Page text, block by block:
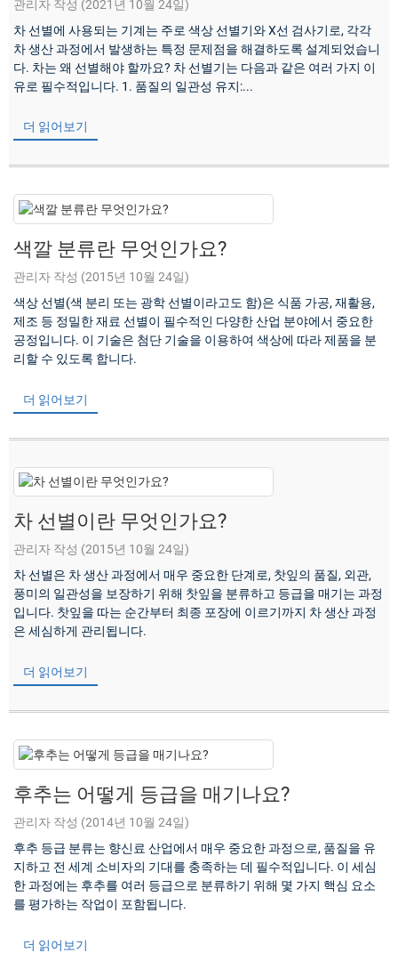
관리자 작성 (2021년 10월 24일)
차 선별에 사용되는 기계는 주로 색상 선별기와 X선 검사기로, 각각
차 생산 과정에서 발생하는 특정 문제점을 해결하도록 설계되었습니
다. 차는 왜 선별해야 할까요? 차 선별기는 다음과 같은 여러 가지 이
유로 필수적입니다. 1. 품질의 일관성 유지:...
더 읽어보기
색깔 분류란 무엇인가요?
관리자 작성 (2015년 10월 24일)
색상 선별(색 분리 또는 광학 선별이라고도 함)은 식품 가공, 재활용,
제조 등 정밀한 재료 선별이 필수적인 다양한 산업 분야에서 중요한
공정입니다. 이 기술은 첨단 기술을 이용하여 색상에 따라 제품을 분
리할 수 있도록 합니다.
더 읽어보기
차 선별이란 무엇인가요?
관리자 작성 (2015년 10월 24일)
차 선별은 차 생산 과정에서 매우 중요한 단계로, 찻잎의 품질, 외관,
풍미의 일관성을 보장하기 위해 찻잎을 분류하고 등급을 매기는 과정
입니다. 찻잎을 따는 순간부터 최종 포장에 이르기까지 차 생산 과정
은 세심하게 관리됩니다.
더 읽어보기
후추는 어떻게 등급을 매기나요?
관리자 작성 (2014년 10월 24일)
후추 등급 분류는 향신료 산업에서 매우 중요한 과정으로, 품질을 유
지하고 전 세계 소비자의 기대를 충족하는 데 필수적입니다. 이 세심
한 과정에는 후추를 여러 등급으로 분류하기 위해 몇 가지 핵심 요소
를 평가하는 작업이 포함됩니다.
더 읽어보기